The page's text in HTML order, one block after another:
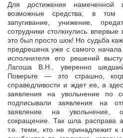
Для достижения намеченной
возможные средства, в том
запугивание, унижение,
сотрудники столкнулись
это был просто шок! Но судьба
предрешена уже с самого начала
исполнителя его решений
Лагоша В.Н., уверенно
Поверьте — это страшно,
справедливости и ждет ее, а
заявления на увольнение по
подписывали заявления на
заявление на увольнение,
сокращение. Так шла расправа
т.е. теми, кто не принадлежит к